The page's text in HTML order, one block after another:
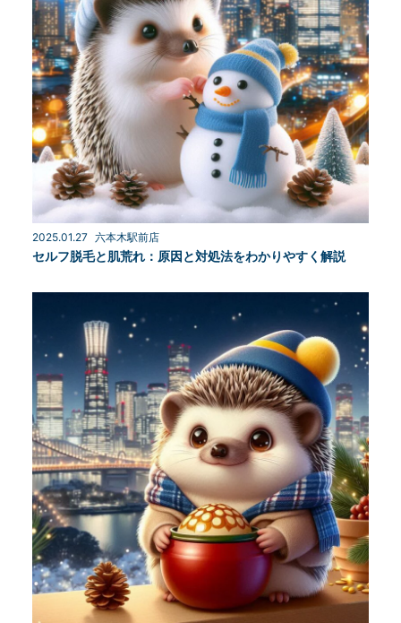
2025.01.27 六本木駅前店
セルフ脱毛と肌荒れ：原因と対処法をわかりやすく解説